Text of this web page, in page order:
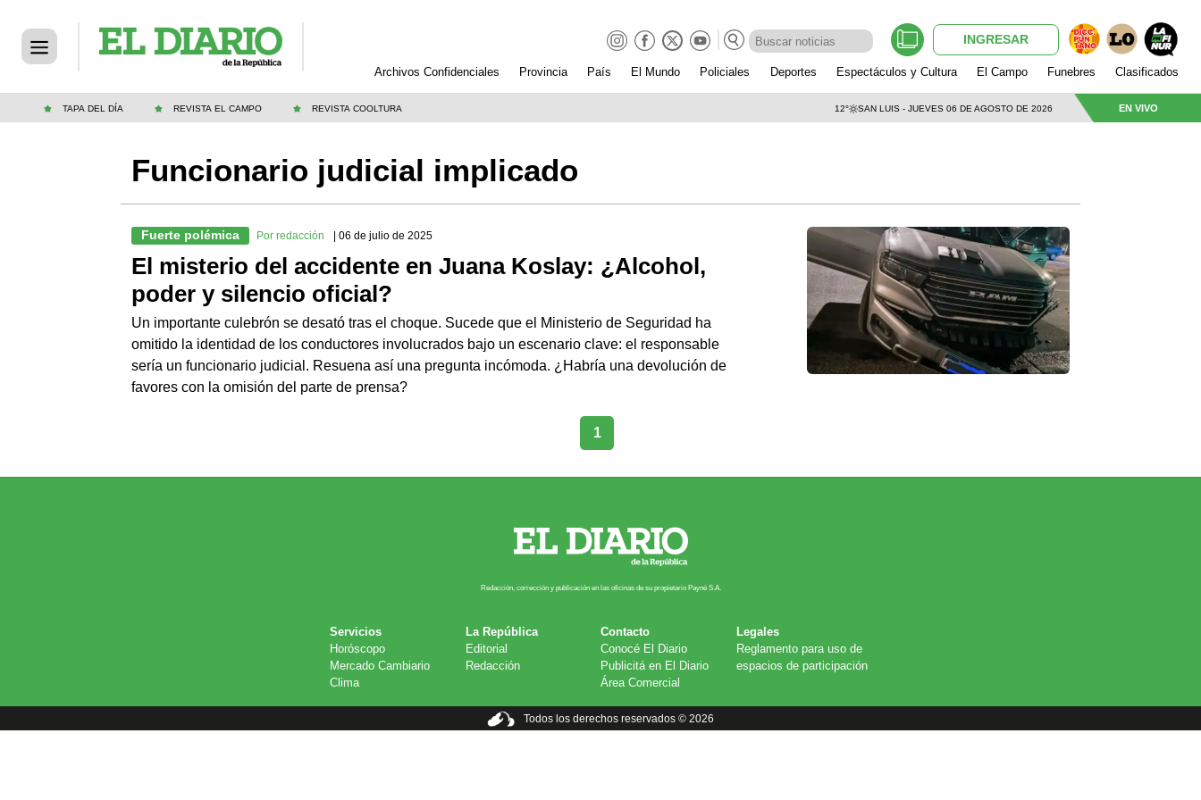
INGRESAR
Archivos Confidenciales Provincia País El Mundo Policiales Deportes Espectáculos y Cultura El Campo Funebres Clasificados
TAPA DEL DÍA REVISTA EL CAMPO REVISTA COOLTURA 12° SAN LUIS - JUEVES 06 DE AGOSTO DE 2026 EN VIVO
Funcionario judicial implicado
Fuerte polémica Por redacción | 06 de julio de 2025
El misterio del accidente en Juana Koslay: ¿Alcohol,
poder y silencio oficial?
Un importante culebrón se desató tras el choque. Sucede que el Ministerio de Seguridad ha
omitido la identidad de los conductores involucrados bajo un escenario clave: el responsable
sería un funcionario judicial. Resuena así una pregunta incómoda. ¿Habría una devolución de
favores con la omisión del parte de prensa?
1
Redacción, corrección y publicación en las oficinas de su propietario Payn​é S.A.
Servicios
Horóscopo
Mercado Cambiario
Clima
La República
Editorial
Redacción
Contacto
Conocé El Diario
Publicitá en El Diario
Área Comercial
Legales
Reglamento para uso de
espacios de participación
Todos los derechos reservados © 2026